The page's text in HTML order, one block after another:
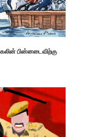
பின்னடைவிற்கு